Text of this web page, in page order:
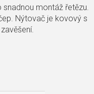
montáž řetězu.
Nýtovač je kovový s